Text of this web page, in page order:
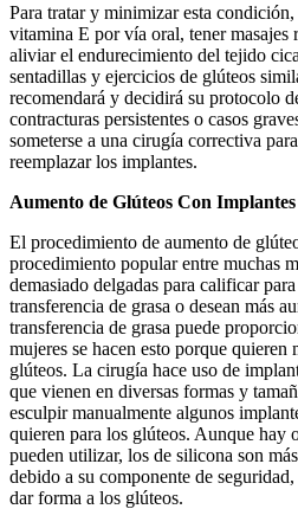
Para tratar y minimizar esta
vitamina E por vía oral, tener masajes
aliviar el endurecimiento del tejido
sentadillas y ejercicios de glúteos
recomendará y decidirá su protocolo
contracturas persistentes o casos
someterse a una cirugía correctiva
reemplazar los implantes.
Aumento de Glúteos Con Implantes
El procedimiento de aumento de
procedimiento popular entre muchas
demasiado delgadas para calificar
transferencia de grasa o desean más
transferencia de grasa puede
mujeres se hacen esto porque quieren
glúteos. La cirugía hace uso de
que vienen en diversas formas y
esculpir manualmente algunos
quieren para los glúteos. Aunque hay
pueden utilizar, los de silicona son
debido a su componente de
dar forma a los glúteos.